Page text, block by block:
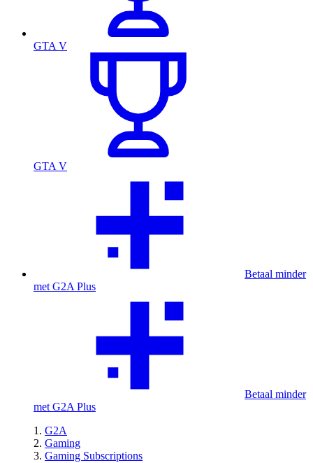
GTA V
GTA V
Betaal minder
met G2A Plus
Betaal minder
met G2A Plus
G2A
Gaming
Gaming Subscriptions